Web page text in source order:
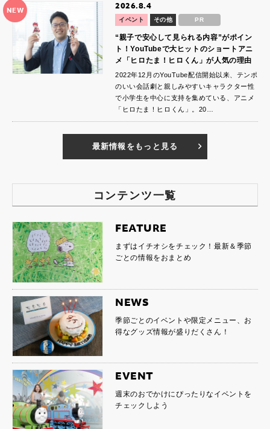
NEW 2026.8.4
イベント その他 PR
“親子で安心して見られる内容”がポイン
ト！YouTubeで大ヒットのショートアニ
メ「ヒロたま！ヒロくん」が人気の理由
2022年12月のYouTube配信開始以来、テンポ
のいい会話劇と親しみやすいキャラクター性
で小学生を中心に支持を集めている、アニメ
「ヒロたま！ヒロくん」。20…
最新情報をもっと見る
コンテンツ一覧
FEATURE
まずはイチオシをチェック！最新＆季節
ごとの情報をおまとめ
NEWS
季節ごとのイベントや限定メニュー、お
得なグッズ情報が盛りだくさん！
EVENT
週末のおでかけにぴったりなイベントを
チェックしよう